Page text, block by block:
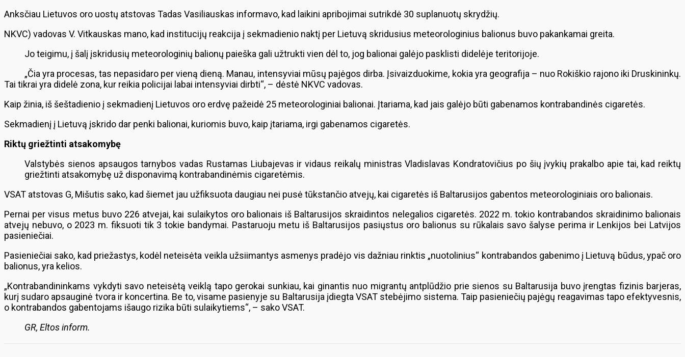
Anksčiau Lietuvos oro uostų atstovas Tadas Vasiliauskas informavo, kad laikini apribojimai sutrikdė 30 suplanuotų skrydžių.
NKVC) vadovas V. Vitkauskas mano, kad institucijų reakcija į sekmadienio naktį per Lietuvą skridusius meteorologinius balionus buvo pakankamai greita.
Jo teigimu, į šalį įskridusių meteorologinių balionų paieška gali užtrukti vien dėl to, jog balionai galėjo pasklisti didelėje teritorijoje.
„Čia yra procesas, tas nepasidaro per vieną dieną. Manau, intensyviai mūsų pajėgos dirba. Įsivaizduokime, kokia yra geografija – nuo Rokiškio rajono iki Druskininkų.
Tai tikrai yra didelė zona, kur reikia policijai labai intensyviai dirbti“, – dėstė NKVC vadovas.
Kaip žinia, iš šeštadienio į sekmadienį Lietuvos oro erdvę pažeidė 25 meteorologiniai balionai. Įtariama, kad jais galėjo būti gabenamos kontrabandinės cigaretės.
Sekmadienį į Lietuvą įskrido dar penki balionai, kuriomis buvo, kaip įtariama, irgi gabenamos cigaretės.
Riktų griežtinti atsakomybę
Valstybės sienos apsaugos tarnybos vadas Rustamas Liubajevas ir vidaus reikalų ministras Vladislavas Kondratovičius po šių įvykių prakalbo apie tai, kad reiktų
griežtinti atsakomybę už disponavimą kontrabandinėmis cigaretėmis.
VSAT atstovas G, Mišutis sako, kad šiemet jau užfiksuota daugiau nei pusė tūkstančio atvejų, kai cigaretės iš Baltarusijos gabentos meteorologiniais oro balionais.
Pernai per visus metus buvo 226 atvejai, kai sulaikytos oro balionais iš Baltarusijos skraidintos nelegalios cigaretės. 2022 m. tokio kontrabandos skraidinimo balionais
atvejų nebuvo, o 2023 m. fiksuoti tik 3 tokie bandymai. Pastaruoju metu iš Baltarusijos pasiųstus oro balionus su rūkalais savo šalyse perima ir Lenkijos bei Latvijos
pasieniečiai.
Pasieniečiai sako, kad priežastys, kodėl neteisėta veikla užsiimantys asmenys pradėjo vis dažniau rinktis „nuotolinius“ kontrabandos gabenimo į Lietuvą būdus, ypač oro
balionus, yra kelios.
„Kontrabandininkams vykdyti savo neteisėtą veiklą tapo gerokai sunkiau, kai ginantis nuo migrantų antplūdžio prie sienos su Baltarusija buvo įrengtas fizinis barjeras,
kurį sudaro apsauginė tvora ir koncertina. Be to, visame pasienyje su Baltarusija įdiegta VSAT stebėjimo sistema. Taip pasieniečių pajėgų reagavimas tapo efektyvesnis,
o kontrabandos gabentojams išaugo rizika būti sulaikytiems“, – sako VSAT.
GR, Eltos inform.